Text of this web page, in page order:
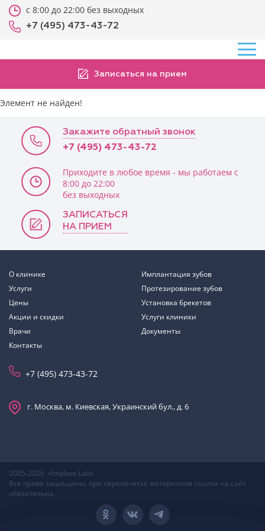
с 8:00 до 22:00 без выходных
+7 (495) 473-43-72
Записаться на прием
Элемент не найден!
Закажите обратный звонок
+7 (495) 473-43-72
Приходите в любое время - мы работаем с
8:00 до 22:00
без выходных
ЗАПИСАТЬСЯ
НА ПРИЕМ
О клинике
Услуги
Цены
Акции и скидки
Врачи
Контакты
Имплантация зубов
Протезирование зубов
Установка брекетов
Услуги клиники
Документы
+7 (495) 473-43-72
г. Москва, м. Киевская, Украинский бул., д. 6
2005-2026 «Implant Lab»
Все права защищены, при перепечатке материалов ссылка на сайт
обязательна.